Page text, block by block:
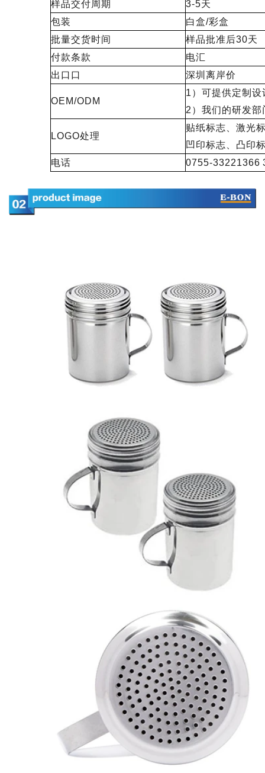
样品交付周期
3-5天
包装
白盒/彩盒
批量交货时间
样品批准后30天
付款条款
电汇
出口口
深圳离岸价
OEM/ODM
1）可提供定制
2）我们的研发部
LOGO处理
贴纸标志、激光
凹印标志、凸印
电话
0755-33221366